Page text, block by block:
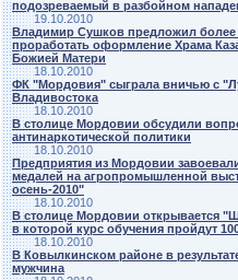
подозреваемый в разбойном
19.10.2010
Владимир Сушков предложил более
проработать оформление Храма
Божией Матери
18.10.2010
ФК "Мордовия" сыграла вничью с
Владивостока
18.10.2010
В столице Мордовии обсудили
антинаркотической политики
18.10.2010
Предприятия из Мордовии
медалей на агропромышленной
осень-2010"
18.10.2010
В столице Мордовии открывается
в которой курс обучения пройдут
18.10.2010
В Ковылкинском районе в
мужчина